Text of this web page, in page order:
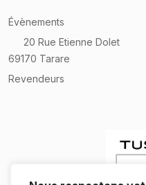
Évènements
20 Rue Etienne Dolet
69170 Tarare
Revendeurs